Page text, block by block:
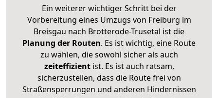
Ein weiterer wichtiger Schritt bei der
Vorbereitung eines Umzugs von Freiburg im
Breisgau nach Brotterode-Trusetal ist die
Planung der Routen. Es ist wichtig, eine Route
zu wählen, die sowohl sicher als auch
zeiteffizientist. Es ist auch ratsam,
sicherzustellen, dass die Route frei von
Straßensperrungen und anderen Hindernissen